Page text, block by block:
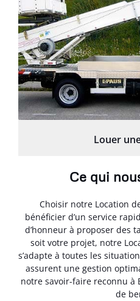
Louer
Ce qui
Choisir notre Location
bénéficier d’un service
d’honneur à proposer des
soit votre projet, notre
s’adapte à toutes les
assurent une gestion
notre savoir-faire reconnu à
de